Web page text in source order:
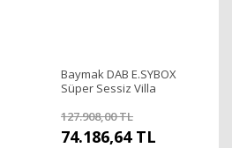
Baymak DAB E.SYBOX
Süper Sessiz Villa
127.908,00 TL
74.186,64 TL